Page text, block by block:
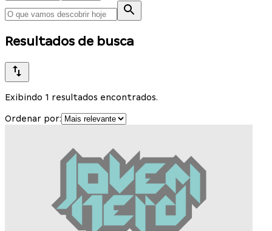
Resultados de busca
Exibindo 1 resultados encontrados.
Ordenar por: